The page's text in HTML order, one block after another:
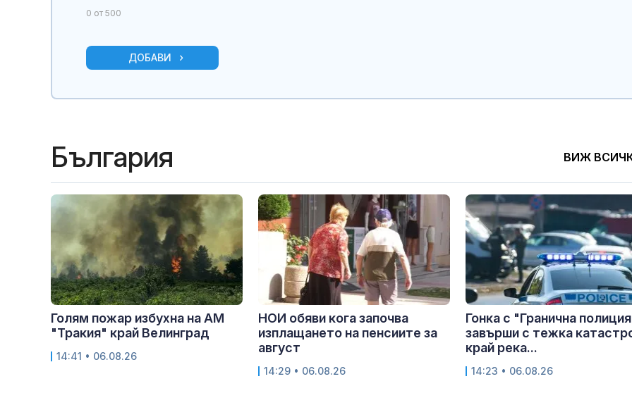
0 от 500
ДОБАВИ
България ВИЖ
Голям пожар избухна на АМ
"Тракия" край Велинград
14:41 • 06.08.26
НОИ обяви кога започва
изплащането на пенсиите за
август
14:29 • 06.08.26
Гонка с "Гранична
завърши с тежка
край река...
14:23 • 06.08.26